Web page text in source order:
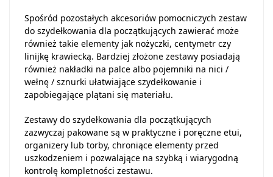
Spośród pozostałych akcesoriów pomocniczych zestaw
do szydełkowania dla początkujących zawierać może
również takie elementy jak nożyczki, centymetr czy
linijkę krawiecką. Bardziej złożone zestawy posiadają
również nakładki na palce albo pojemniki na nici /
wełnę / sznurki ułatwiające szydełkowanie i
zapobiegające plątani się materiału.
Zestawy do szydełkowania dla początkujących
zazwyczaj pakowane są w praktyczne i poręczne etui,
organizery lub torby, chroniące elementy przed
uszkodzeniem i pozwalające na szybką i wiarygodną
kontrolę kompletności zestawu.